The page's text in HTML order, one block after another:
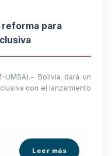
reforma para
Bolivia dará un
con el lanzamiento
Leer más